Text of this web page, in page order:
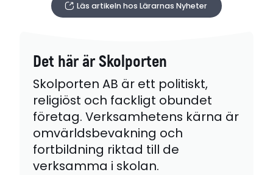
Läs artikeln hos Lärarnas Nyheter
Det här är Skolporten
Skolporten AB är ett politiskt,
religiöst och fackligt obundet
företag. Verksamhetens kärna är
omvärldsbevakning och
fortbildning riktad till de
verksamma i skolan.